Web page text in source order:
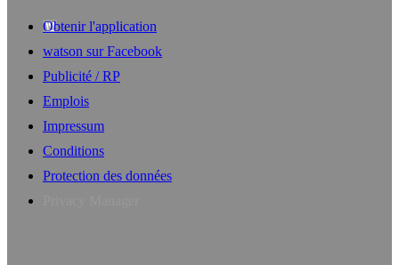
Obtenir l'application
watson sur Facebook
Publicité / RP
Emplois
Impressum
Conditions
Protection des données